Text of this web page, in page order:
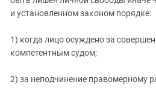
и установленном законом порядке:
1) когда лицо осуждено за
компетентным судом;
2) за неподчинение правомерному